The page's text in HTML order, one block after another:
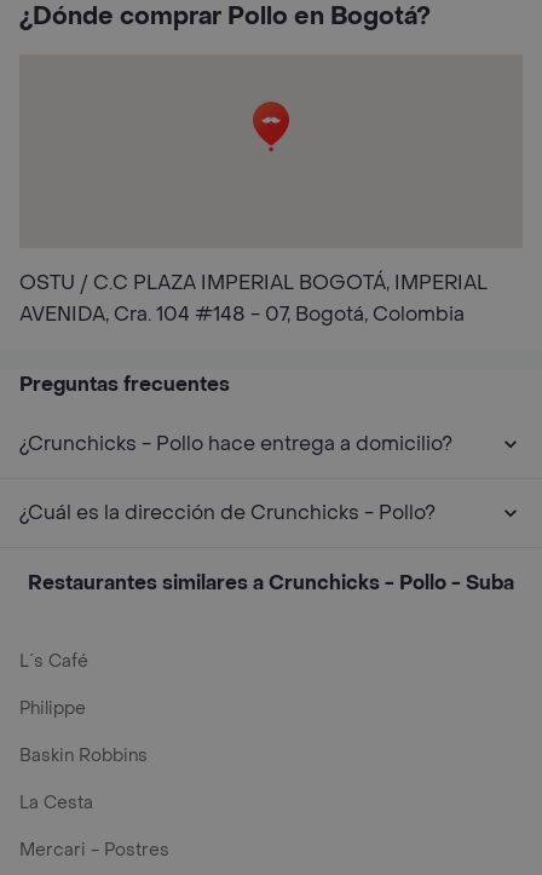
¿Dónde comprar Pollo en Bogotá?
OSTU / C.C PLAZA IMPERIAL BOGOTÁ, IMPERIAL
AVENIDA, Cra. 104 #148 - 07, Bogotá, Colombia
Preguntas frecuentes
¿Crunchicks - Pollo hace entrega a domicilio?
¿Cuál es la dirección de Crunchicks - Pollo?
Restaurantes similares a Crunchicks - Pollo - Suba
L´s Café
Philippe
Baskin Robbins
La Cesta
Mercari - Postres